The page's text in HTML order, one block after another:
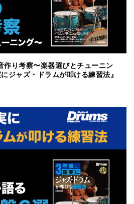
作り考察〜楽器選びとチューニン
ジャズ・ドラムが叩ける練習法』